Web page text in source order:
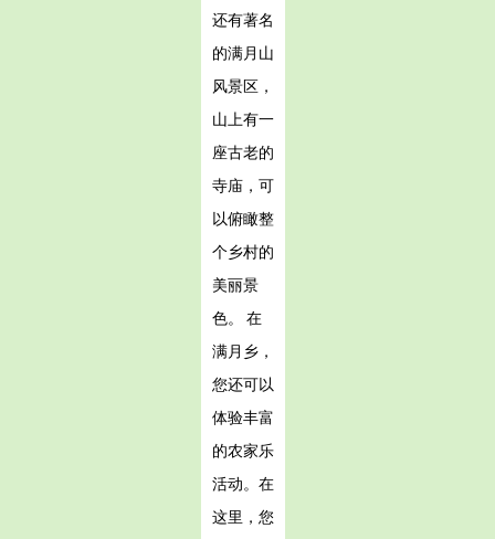
还有著名
的满月山
风景区，
山上有一
座古老的
寺庙，可
以俯瞰整
个乡村的
美丽景
色。 在
满月乡，
您还可以
体验丰富
的农家乐
活动。在
这里，您